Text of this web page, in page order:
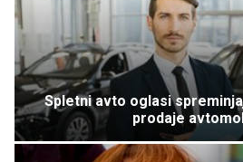
Spletni avto oglasi
prodaje